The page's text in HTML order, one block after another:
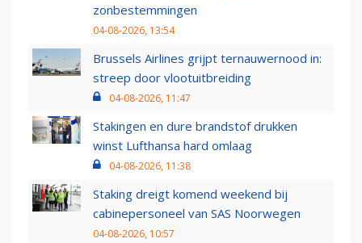
zonbestemmingen
04-08-2026, 13:54
Brussels Airlines grijpt ternauwernood in:
streep door vlootuitbreiding
04-08-2026, 11:47
Stakingen en dure brandstof drukken
winst Lufthansa hard omlaag
04-08-2026, 11:38
Staking dreigt komend weekend bij
cabinepersoneel van SAS Noorwegen
04-08-2026, 10:57